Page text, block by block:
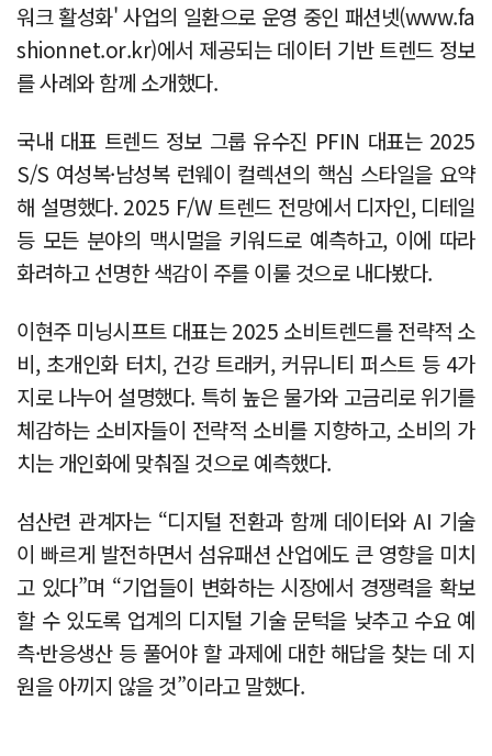
워크 활성화' 사업의 일환으로 운영 중인 패션넷(www.fa
shionnet.or.kr)에서 제공되는 데이터 기반 트렌드 정보
를 사례와 함께 소개했다.
국내 대표 트렌드 정보 그룹 유수진 PFIN 대표는 2025
S/S 여성복·남성복 런웨이 컬렉션의 핵심 스타일을 요약
해 설명했다. 2025 F/W 트렌드 전망에서 디자인, 디테일
등 모든 분야의 맥시멀을 키워드로 예측하고, 이에 따라
화려하고 선명한 색감이 주를 이룰 것으로 내다봤다.
이현주 미닝시프트 대표는 2025 소비트렌드를 전략적 소
비, 초개인화 터치, 건강 트래커, 커뮤니티 퍼스트 등 4가
지로 나누어 설명했다. 특히 높은 물가와 고금리로 위기를
체감하는 소비자들이 전략적 소비를 지향하고, 소비의 가
치는 개인화에 맞춰질 것으로 예측했다.
섬산련 관계자는 “디지털 전환과 함께 데이터와 AI 기술
이 빠르게 발전하면서 섬유패션 산업에도 큰 영향을 미치
고 있다”며 “기업들이 변화하는 시장에서 경쟁력을 확보
할 수 있도록 업계의 디지털 기술 문턱을 낮추고 수요 예
측·반응생산 등 풀어야 할 과제에 대한 해답을 찾는 데 지
원을 아끼지 않을 것”이라고 말했다.